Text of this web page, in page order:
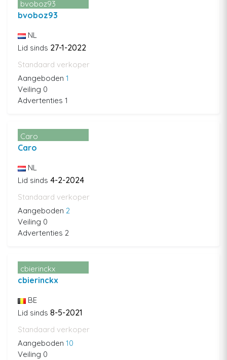
bvoboz93
bvoboz93
NL
Lid sinds 27-1-2022
Standaard verkoper
Aangeboden 1
Veiling 0
Advertenties 1
Caro
Caro
NL
Lid sinds 4-2-2024
Standaard verkoper
Aangeboden 2
Veiling 0
Advertenties 2
cbierinckx
cbierinckx
BE
Lid sinds 8-5-2021
Standaard verkoper
Aangeboden 10
Veiling 0